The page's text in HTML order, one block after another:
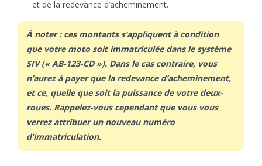
et de la redevance d’acheminement.
À noter : ces montants s’appliquent à condition
que votre moto soit immatriculée dans le système
SIV (« AB-123-CD »). Dans le cas contraire, vous
n’aurez à payer que la redevance d’acheminement,
et ce, quelle que soit la puissance de votre deux-
roues. Rappelez-vous cependant que vous vous
verrez attribuer un nouveau numéro
d’immatriculation.